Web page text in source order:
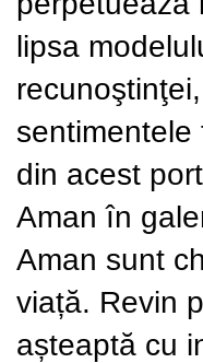
lipsa
din acest
Aman în
Aman sunt
viață. Revin
așteaptă cu